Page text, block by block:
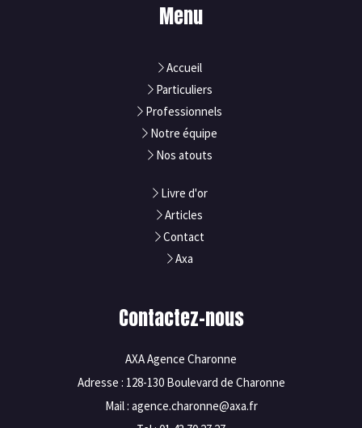
Menu
Accueil
Particuliers
Professionnels
Notre équipe
Nos atouts
Livre d'or
Articles
Contact
Axa
Contactez-nous
AXA Agence Charonne
Adresse : 128-130 Boulevard de Charonne
Mail : agence.charonne@axa.fr